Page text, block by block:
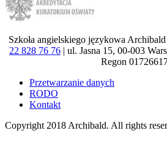
Szkoła angielskiego językowa Archibald
22 828 76 76 | ul. Jasna 15, 00-003
Regon
Przetwarzanie danych
RODO
Kontakt
Copyright 2018 Archibald. All rights